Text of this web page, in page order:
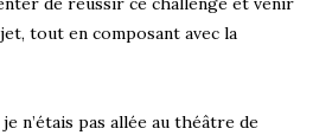
tout en composant avec la
n’étais pas allée au théâtre de